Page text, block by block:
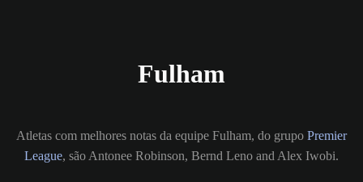
Fulham
Atletas com melhores notas da equipe Fulham, do grupo Premier
League, são Antonee Robinson, Bernd Leno and Alex Iwobi.